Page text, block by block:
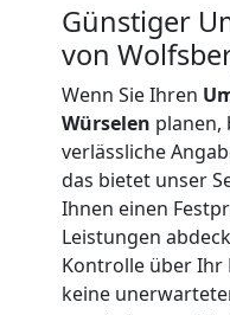
Günstiger
von
Wenn Sie Ihren
Würselen planen,
verlässliche
das bietet unser
Ihnen einen
Leistungen
Kontrolle über Ihr
keine
Wolfsberg
Tragehilfe
Wolfsberg